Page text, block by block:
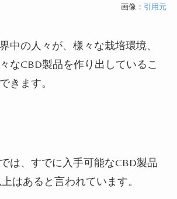
画像： 引用元
中の人々が、様々な栽培環境、
なCBD製品を作り出しているこ
きます。
は、すでに入手可能なCBD製品
はあると言われています。